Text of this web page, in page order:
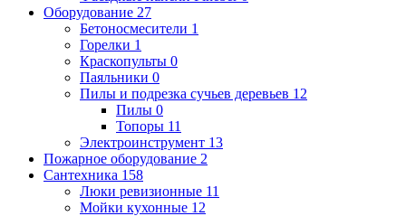
Оборудование 27
Бетоносмесители 1
Горелки 1
Краскопульты 0
Паяльники 0
Пилы и подрезка сучьев деревьев 12
Пилы 0
Топоры 11
Электроинструмент 13
Пожарное оборудование 2
Сантехника 158
Люки ревизионные 11
Мойки кухонные 12